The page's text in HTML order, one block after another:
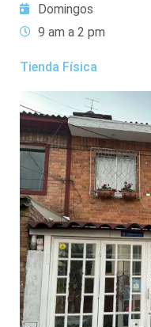
Domingos
9 am a 2 pm
Tienda Física